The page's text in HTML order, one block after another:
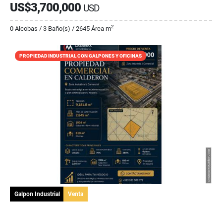
US$3,700,000 USD
0 Alcobas / 3 Baño(s) / 2645 Área m2
PROPIEDAD INDUSTRIAL CON GALPONES Y OFICINAS
Galpon Industrial Venta